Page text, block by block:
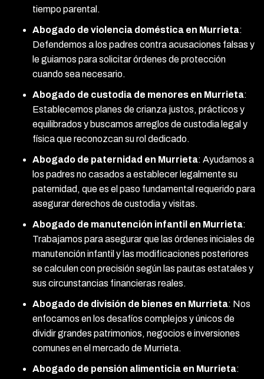
tiempo parental.
Abogado de violencia doméstica en Murrieta:
Defendemos a los padres contra acusaciones falsas y
le guiamos para solicitar órdenes de protección
cuando sea necesario.
Abogado de custodia de menores en Murrieta:
Establecemos planes de crianza justos, prácticos y
equilibrados y buscamos arreglos de custodia legal y
física que reconozcan su rol dedicado.
Abogado de paternidad en Murrieta: Ayudamos a
los padres no casados a establecer legalmente su
paternidad, que es el paso fundamental requerido para
asegurar derechos de custodia y visitas.
Abogado de manutención infantil en Murrieta:
Trabajamos para asegurar que las órdenes iniciales de
manutención infantil y las modificaciones posteriores
se calculen con precisión según las pautas estatales y
sus circunstancias financieras reales.
Abogado de división de bienes en Murrieta: Nos
enfocamos en los desafíos complejos y únicos de
dividir grandes patrimonios, negocios e inversiones
comunes en el mercado de Murrieta.
Abogado de pensión alimenticia en Murrieta: